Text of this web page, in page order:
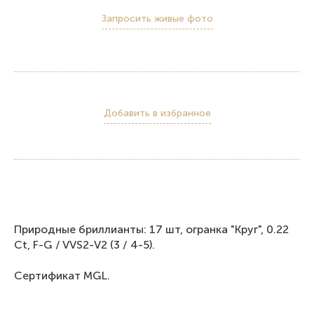
Запросить живые фото
Добавить в избранное
Природные бриллианты: 17 шт, огранка "Круг", 0.22
Ct, F-G / VVS2-V2 (3 / 4-5).
Сертификат MGL.